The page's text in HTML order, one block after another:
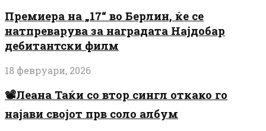
Премиера на „17“ во Берлин, ќе се
натпреварува за наградата Најдобар
дебитантски филм
18 февруари, 2026
📽️Леана Таќи со втор сингл откако го
најави својот прв соло албум